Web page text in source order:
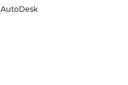
AutoDesk